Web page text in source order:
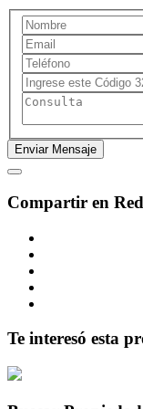
Compartir en
Te interesó esta